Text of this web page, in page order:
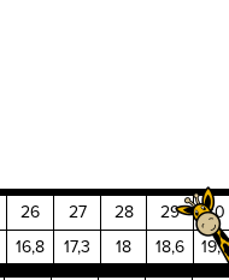
26 27 28 29
30
16,8 17,3 18 18,6
19,4